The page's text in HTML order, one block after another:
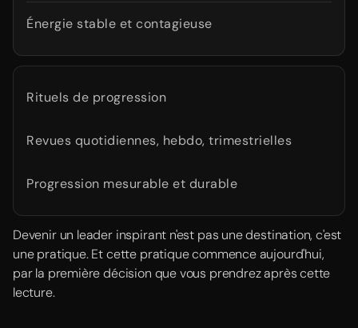
Énergie stable et contagieuse
Rituels de progression
Revues quotidiennes, hebdo, trimestrielles
Progression mesurable et durable
Devenir un leader inspirant n'est pas une destination, c'est
une pratique. Et cette pratique commence aujourd'hui,
par la première décision que vous prendrez après cette
lecture.